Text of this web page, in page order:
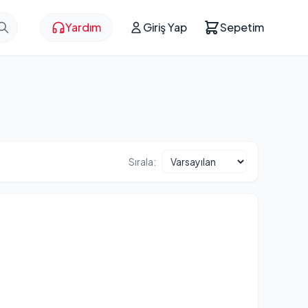
Yardım Giriş Yap Sepetim
Sırala: